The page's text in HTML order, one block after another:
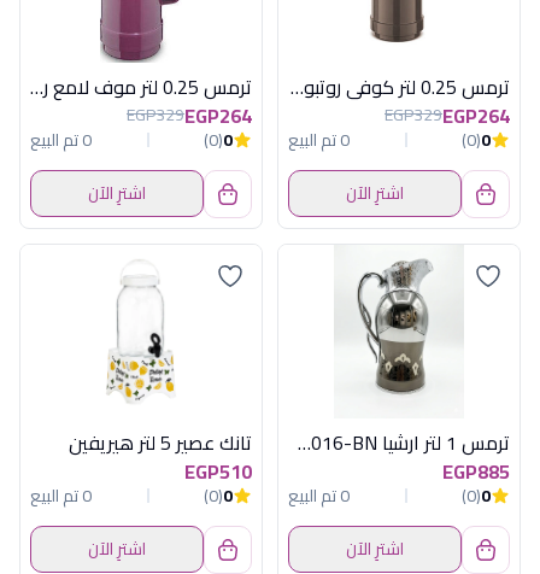
ترمس 0.25 لتر كوفى روتبونكت المانى
EGP264
EGP329
0
(0)
0 تم البيع
اشترِ الآن
ترمس 0.25 لتر موف لامع روتبونكت المانى
EGP264
EGP329
0
(0)
0 تم البيع
اشترِ الآن
ترمس 1 لتر ارشيا TP016-BN
EGP885
0
(0)
0 تم البيع
اشترِ الآن
تانك عصير 5 لتر هيريفين
EGP510
0
(0)
0 تم البيع
اشترِ الآن